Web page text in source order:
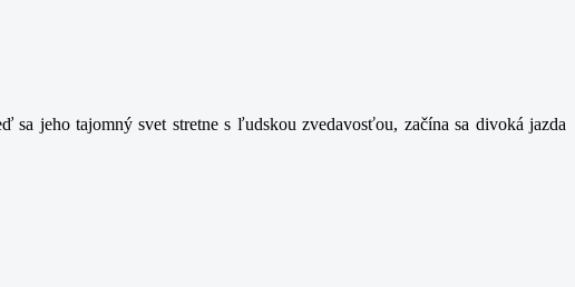
jeho tajomný svet stretne s ľudskou zvedavosťou, začína sa divoká jazda